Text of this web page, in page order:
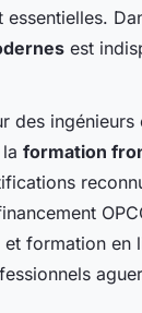
essentielles.
est
des ingénieurs
formation
formation en